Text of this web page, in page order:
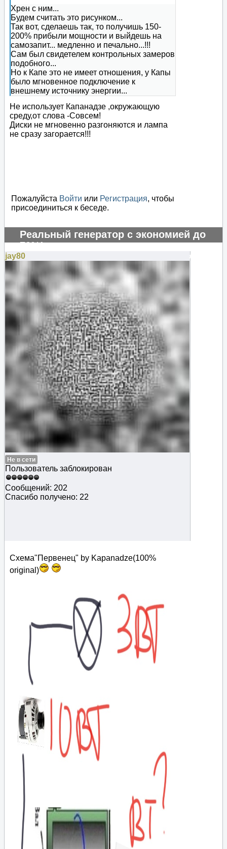
Хрен с ним...
Будем считать это рисунком...
Так вот, сделаешь так, то получишь 150-
200% прибыли мощности и выйдешь на
самозапит... медленно и печально...!!!
Сам был свидетелем контрольных замеров
подобного...
Но к Капе это не имеет отношения, у Капы
было мгновенное подключение к
внешнему источнику энергии...
Не использует Капанадзе ,окружающую
среду,от слова -Совсем!
Диски не мгновенно разгоняются и лампа
не сразу загорается!!!
Пожалуйста Войти или Регистрация, чтобы
присоединиться к беседе.
Реальный генератор с экономией до
70%!
#131255
jay80
Не в сети
Пользователь заблокирован
Сообщений: 202
Спасибо получено: 22
Схема"Первенец" by Kapanadze(100%
original)